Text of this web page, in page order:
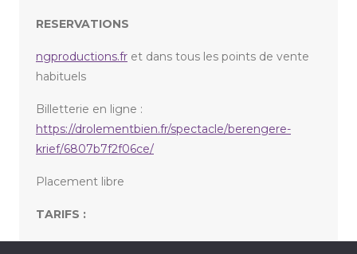
RESERVATIONS
ngproductions.fr et dans tous les points de vente
habituels
Billetterie en ligne :
https://drolementbien.fr/spectacle/berengere-
krief/6807b7f2f06ce/
Placement libre
TARIFS :